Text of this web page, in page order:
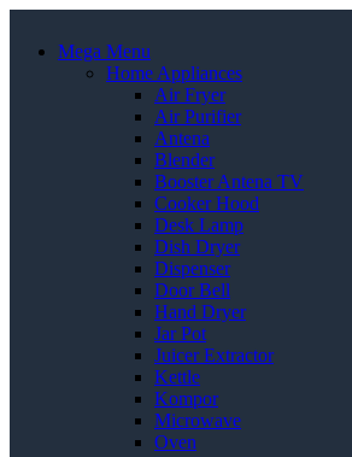
Mega Menu
Home Appliances
Air Fryer
Air Purifier
Antena
Blender
Booster Antena TV
Cooker Hood
Desk Lamp
Dish Dryer
Dispenser
Door Bell
Hand Dryer
Jar Pot
Juicer Extractor
Kettle
Kompor
Microwave
Oven